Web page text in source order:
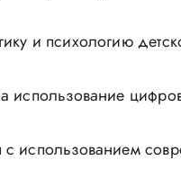
и психологию
использованием